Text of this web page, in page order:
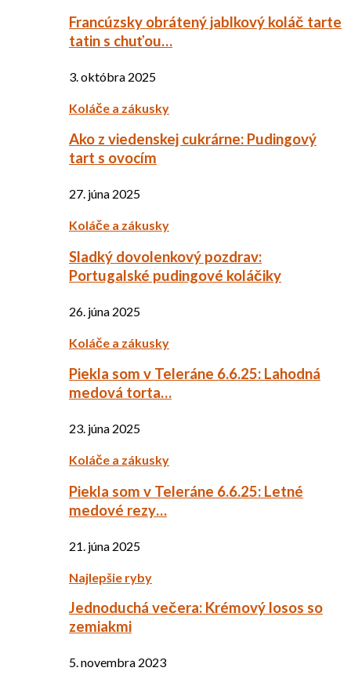
Francúzsky obrátený jablkový koláč tarte
tatin s chuťou…
3. októbra 2025
Koláče a zákusky
Ako z viedenskej cukrárne: Pudingový
tart s ovocím
27. júna 2025
Koláče a zákusky
Sladký dovolenkový pozdrav:
Portugalské pudingové koláčiky
26. júna 2025
Koláče a zákusky
Piekla som v Teleráne 6.6.25: Lahodná
medová torta…
23. júna 2025
Koláče a zákusky
Piekla som v Teleráne 6.6.25: Letné
medové rezy…
21. júna 2025
Najlepšie ryby
Jednoduchá večera: Krémový losos so
zemiakmi
5. novembra 2023